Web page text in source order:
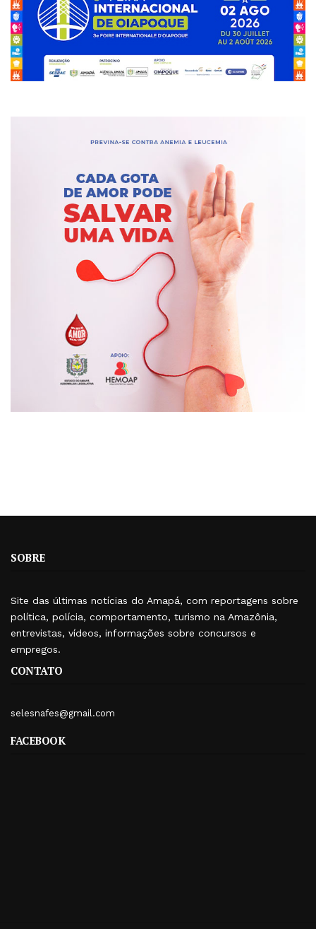
SOBRE
Site das últimas notícias do Amapá, com reportagens sobre
política, polícia, comportamento, turismo na Amazônia,
entrevistas, vídeos, informações sobre concursos e
empregos.
CONTATO
selesnafes@gmail.com
FACEBOOK